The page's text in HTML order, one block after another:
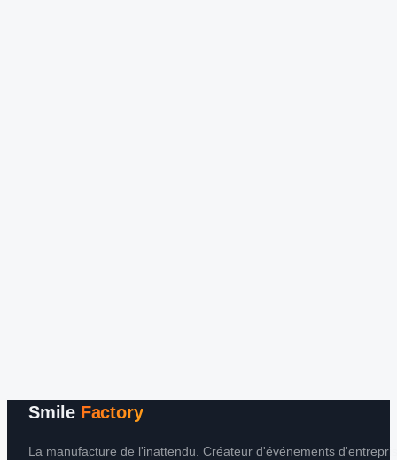
Smile Factory
La manufacture de l'inattendu. Créateur d'événements